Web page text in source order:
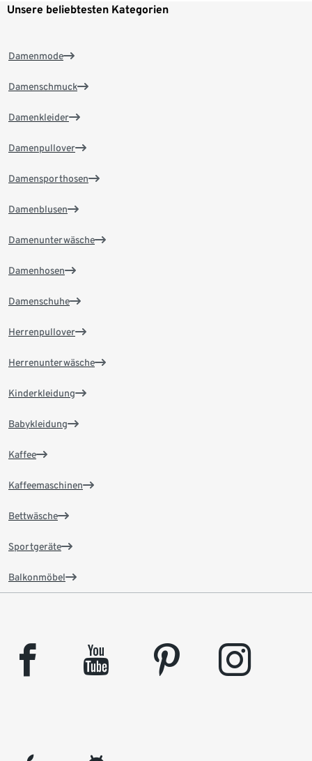
Unsere beliebtesten Kategorien
Damenmode
Damenschmuck
Damenkleider
Damenpullover
Damensporthosen
Damenblusen
Damenunterwäsche
Damenhosen
Damenschuhe
Herrenpullover
Herrenunterwäsche
Kinderkleidung
Babykleidung
Kaffee
Kaffeemaschinen
Bettwäsche
Sportgeräte
Balkonmöbel
facebook youtube pinterest instagram